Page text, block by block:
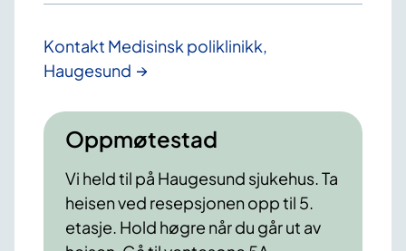
Kontakt Medisinsk poliklinikk,
Haugesund
Oppmøtestad
Vi held til på Haugesund sjukehus. Ta
heisen ved resepsjonen opp til 5.
etasje. Hold høgre når du går ut av